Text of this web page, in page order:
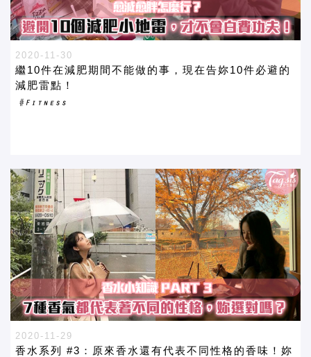
2020-11-30
繼10件在減肥期間不能做的事，現在告妳10件必避的
減肥雷點！
2020-11-29
香水系列 #3：原來香水還有代表不同性格的香味！妳